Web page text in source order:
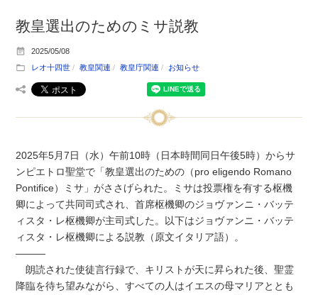
教皇選出のためのミサ説教
2025/05/08
レオ十四世
教皇関連 教皇庁関連 お知らせ
2025年5月7日（水）午前10時（日本時間同日午後5時）からサ
ンピエトロ聖堂で「教皇選出のための（pro eligendo Romano
Pontifice）ミサ」がささげられた。ミサは投票権を有する枢機
卿によって共同司式され、首席枢機卿のジョヴァンニ・バッテ
ィスタ・レ枢機卿が主司式した。以下はジョヴァンニ・バッテ
ィスタ・レ枢機卿による説教（原文イタリア語）。
―――
朗読された使徒言行録で、キリストが天に昇られた後、聖霊
降臨を待ち望みながら、すべての人はイエスの母マリアととも